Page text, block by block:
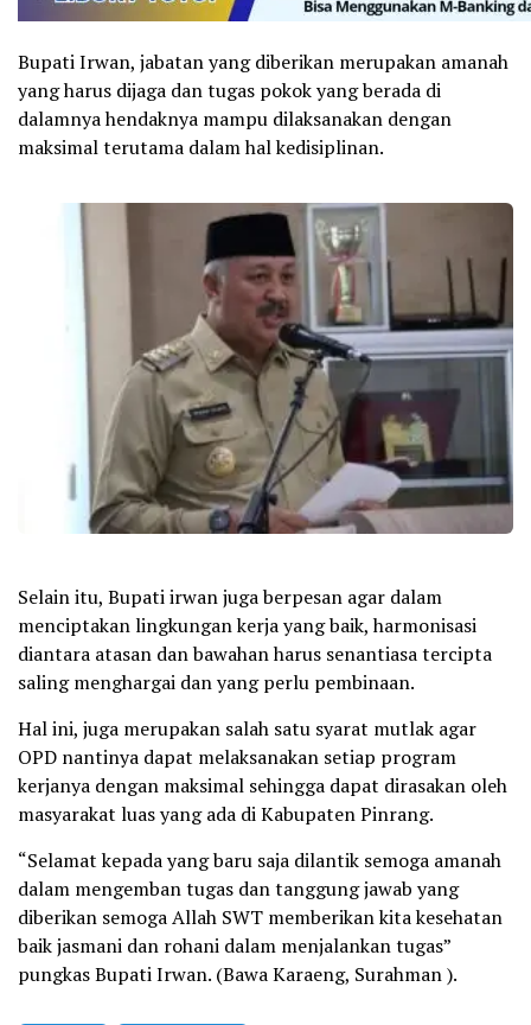
Bupati Irwan, jabatan yang diberikan merupakan amanah
yang harus dijaga dan tugas pokok yang berada di
dalamnya hendaknya mampu dilaksanakan dengan
maksimal terutama dalam hal kedisiplinan.
Selain itu, Bupati irwan juga berpesan agar dalam
menciptakan lingkungan kerja yang baik, harmonisasi
diantara atasan dan bawahan harus senantiasa tercipta
saling menghargai dan yang perlu pembinaan.
Hal ini, juga merupakan salah satu syarat mutlak agar
OPD nantinya dapat melaksanakan setiap program
kerjanya dengan maksimal sehingga dapat dirasakan oleh
masyarakat luas yang ada di Kabupaten Pinrang.
“Selamat kepada yang baru saja dilantik semoga amanah
dalam mengemban tugas dan tanggung jawab yang
diberikan semoga Allah SWT memberikan kita kesehatan
baik jasmani dan rohani dalam menjalankan tugas”
pungkas Bupati Irwan. (Bawa Karaeng, Surahman ).